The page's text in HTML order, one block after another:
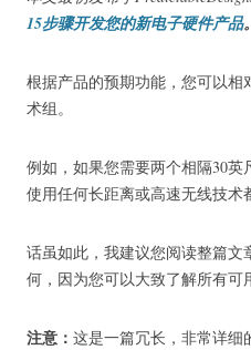
15步骤开发您的新电子硬件产品。
根据产品的预期功能，您可以
术组。
例如，如果您需要两个相隔30
使用任何长距离或高速无线技术
话虽如此，我建议您阅读整篇文
何，因为您可以大致了解所有可
注意： 这是一篇冗长，非常详细